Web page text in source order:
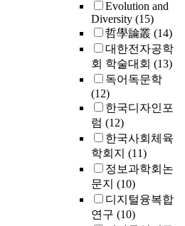
Evolution and
Diversity (15)
哲學論叢 (14)
대한전자공학
회 학술대회 (13)
독어독문학
(12)
한국디자인포
럼 (12)
한국사회체육
학회지 (11)
정보과학회논
문지 (10)
디지털융복합
연구 (10)